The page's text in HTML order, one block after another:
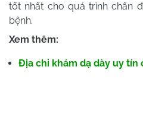
tốt nhất cho quá trình chẩn
bệnh.
Xem thêm:
Địa chỉ khám dạ dày uy tín